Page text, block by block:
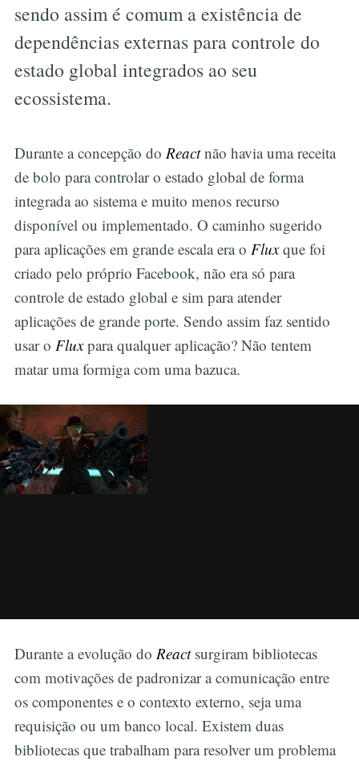
sendo assim é comum a existência de
dependências externas para controle do
estado global integrados ao seu
ecossistema.
Durante a concepção do Reactnão havia uma receita
de bolo para controlar o estado global de forma
integrada ao sistema e muito menos recurso
disponível ou implementado. O caminho sugerido
para aplicações em grande escala era o Fluxque foi
criado pelo próprio Facebook, não era só para
controle de estado global e sim para atender
aplicações de grande porte. Sendo assim faz sentido
usar o Fluxpara qualquer aplicação? Não tentem
matar uma formiga com uma bazuca.
Durante a evolução do Reactsurgiram bibliotecas
com motivações de padronizar a comunicação entre
os componentes e o contexto externo, seja uma
requisição ou um banco local. Existem duas
bibliotecas que trabalham para resolver um problema